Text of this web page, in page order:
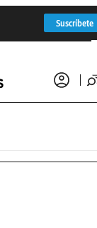
Suscríbete